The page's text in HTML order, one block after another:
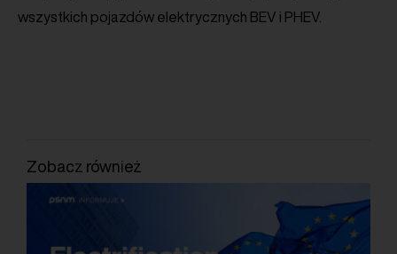
wszystkich pojazdów elektrycznych BEV i PHEV.
Zobacz również